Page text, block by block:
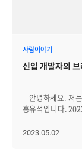
진행됐습니다.
사회자와 겨뤘고
꼬마숙녀가 우승
먼저 참여했습니
진행됐고 치열한 경
중고등부! 이전 게
어려웠는데요. 결
한치의 양보도 없
사람이야기
신입 개발자의
안녕하세요. 저
홍유석입니다.
준비해야 했을 때, 관련 정보나 후기가 거의 없어 어떻게 준비해야 할지
2023.05.02